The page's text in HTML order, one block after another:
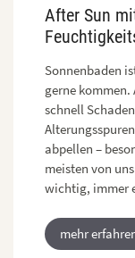
After Sun
Sonnenbaden
gerne kommen.
schnell
abpellen –
meisten von
wichtig, immer
mehr